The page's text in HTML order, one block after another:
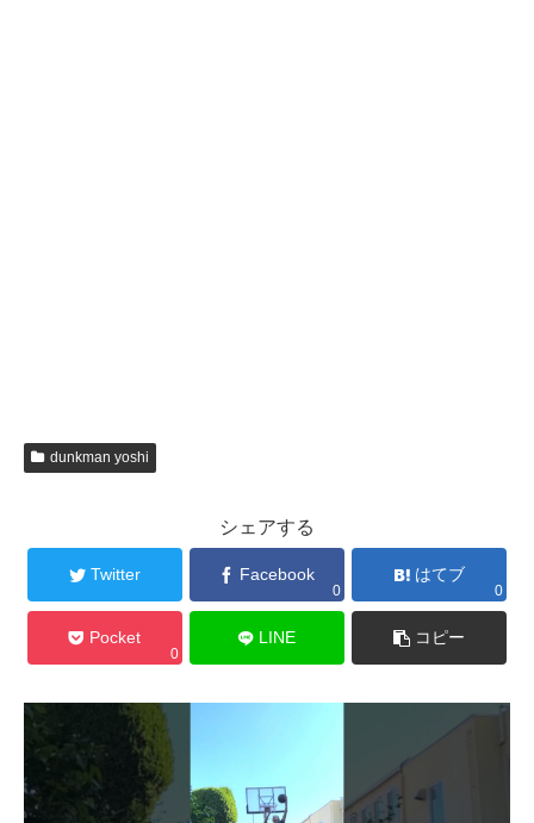
dunkman yoshi
シェアする
Twitter Facebook
0
はてブ
0
Pocket
0
LINE コピー